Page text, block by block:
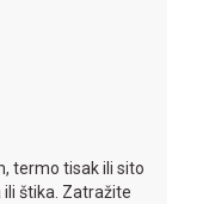
termo tisak ili sito
štika. Zatražite